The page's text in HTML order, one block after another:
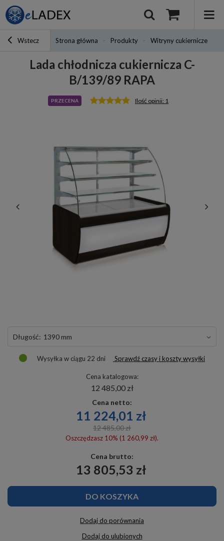
Wstecz Strona główna Produkty Witryny cukiernicze
Lada chłodnicza cukiernicza C-
B/139/89 RAPA
PRZECENA Ilość opinii: 1
długość: 1390 mm
Wysyłka w ciągu 22 dni Sprawdź czasy i koszty wysyłki
Cena katalogowa:
12 485,00 zł
Cena netto:
11 224,01 zł
12 485,00 zł
Oszczędzasz 10% (1 260,99 zł).
Cena brutto:
13 805,53 zł
DO KOSZYKA
Dodaj do porównania
Dodaj do ulubionych